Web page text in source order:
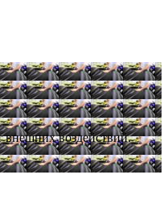
внешних воздействий.